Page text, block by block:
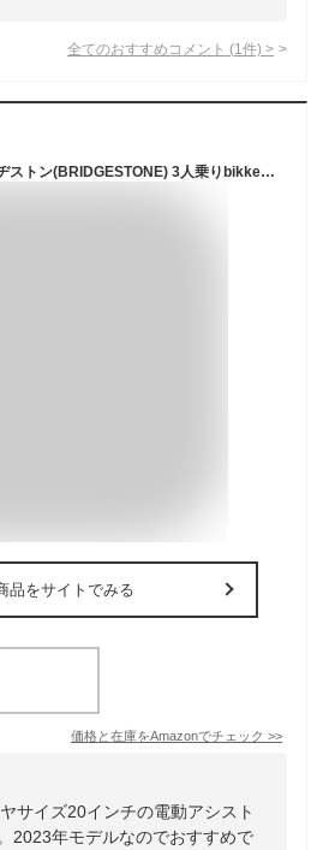
全てのおすすめコメント (1 件) >
子ども乗せ電動自転車 ブリヂストン(BRIDGESTONE) 3人乗りbikke MOB dd （ビッケモブdd） E.Xモルベージュ 20インチ 2023年モデル BM0B43
品をサイトでみる
価格と在庫をAmazonでチェック >>
サイズ20インチの電動アシスト
2023年モデルなのでおすすめで